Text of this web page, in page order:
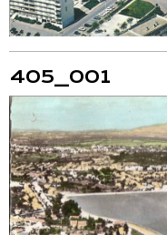
405_001